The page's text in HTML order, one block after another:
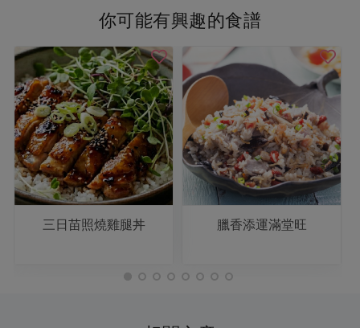
你可能有興趣的食譜
三日苗照燒雞腿丼 臘香添運滿堂旺